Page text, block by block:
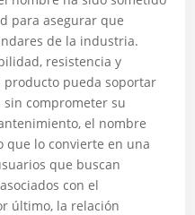
para asegurar que
de la industria.
resistencia y
producto pueda soportar
comprometer su
el nombre
que lo convierte en una
que buscan
con el
último, la relación